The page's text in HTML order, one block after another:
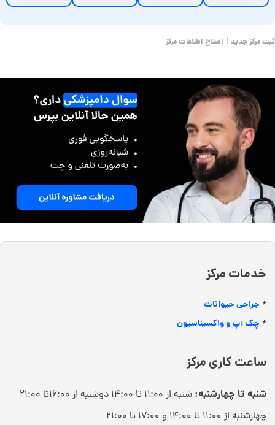
ثبت مرکز جدید | اصلاح اطلاعات مرکز
خدمات مرکز
* جراحی حیوانات
* چک آپ و واکسیناسیون
ساعت کاری مرکز
شنبه تا چهارشنبه:
شنبه از ۱۱:۰۰ تا ۱۴:۰۰ دوشنبه از ۱۶:۰۰تا ۲۱:۰۰
چهارشنبه از ۱۱:۰۰ تا ۱۴:۰۰ و ۱۷:۰۰ تا ۲۱:۰۰